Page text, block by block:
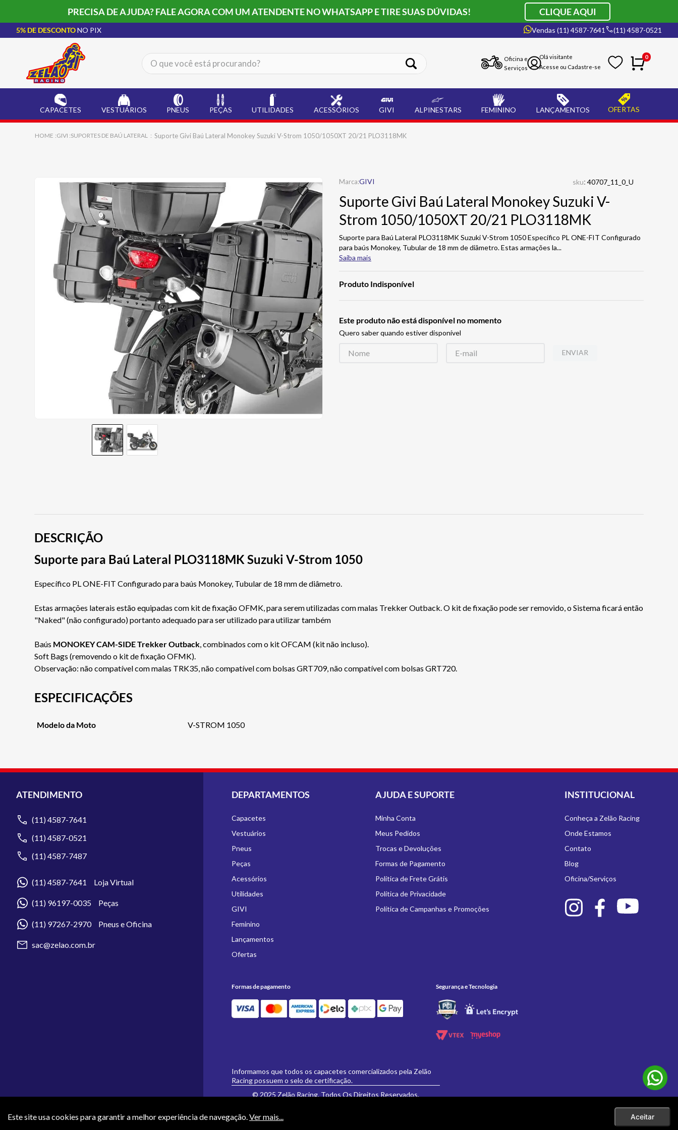
PRECISA DE AJUDA? FALE AGORA COM UM ATENDENTE NO WHATSAPP E TIRE SUAS DÚVIDAS! CLIQUE AQUI
5% DE DESCONTONO PIX Vendas (11) 4587-7641 (11) 4587-0521
O que você está procurando?
Oficina e
Serviços
0
CAPACETES VESTUÁRIOS PNEUS PEÇAS UTILIDADES ACESSÓRIOS GIVI ALPINESTARS FEMININO LANÇAMENTOS OFERTAS
Este site usa cookies para garantir a melhor experiência de navegação.Ver mais... Aceitar
GIVI SUPORTES DE BAÚ LATERAL Suporte Givi Baú Lateral Monokey Suzuki V-Strom 1050/1050XT 20/21 PLO3118MK
GIVI sku: 40707_11_0_U
Suporte Givi Baú Lateral Monokey Suzuki V-
Strom 1050/1050XT 20/21 PLO3118MK
Suporte para Baú Lateral PLO3118MK Suzuki V-Strom 1050 Específico PL ONE-FIT Configurado
para baús Monokey, Tubular de 18 mm de diâmetro. Estas armações la...
Saiba mais
Produto Indisponível
Este produto não está disponível no momento
Quero saber quando estiver disponível
ENVIAR
DESCRIÇÃO
Suporte para Baú Lateral PLO3118MK Suzuki V-Strom 1050
Específico PL ONE-FIT Configurado para baús Monokey, Tubular de 18 mm de diâmetro.
Estas armações laterais estão equipadas com kit de fixação OFMK, para serem utilizadas com malas Trekker Outback. O kit de fixação pode ser removido, o Sistema ficará então
"Naked" (não configurado) portanto adequado para ser utilizado para utilizar também
Baús MONOKEY CAM-SIDE Trekker Outback, combinados com o kit OFCAM (kit não incluso).
Soft Bags (removendo o kit de fixação OFMK).
Observação: não compatível com malas TRK35, não compatível com bolsas GRT709, não compatível com bolsas GRT720.
ESPECIFICAÇÕES
Modelo da Moto V-STROM 1050
ATENDIMENTO
(11) 4587-7641
(11) 4587-0521
(11) 4587-7487
(11) 4587-7641 Loja Virtual
(11) 96197-0035 Peças
(11) 97267-2970 Pneus e Oficina
sac@zelao.com.br
DEPARTAMENTOS
Capacetes
Vestuários
Pneus
Peças
Acessórios
Utilidades
GIVI
Feminino
Lançamentos
Ofertas
AJUDA E SUPORTE
Minha Conta
Meus Pedidos
Trocas e Devoluções
Formas de Pagamento
Política de Frete Grátis
Política de Privacidade
Política de Campanhas e Promoções
INSTITUCIONAL
Conheça a Zelão Racing
Onde Estamos
Contato
Blog
Oficina/Serviços
Formas de pagamento Segurança e Tecnologia
Informamos que todos os capacetes comercializados pela Zelão
Racing possuem o selo de certificação.
© 2025 Zelão Racing. Todos Os Direitos Reservados.
CAPACETE LS2
2º BOTA
3º JAQUETA
ALPINESTAR
7º
8º CALÇA
9 AIROH
BOTAS